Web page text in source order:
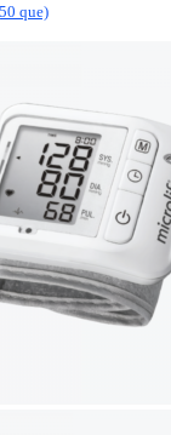
que)